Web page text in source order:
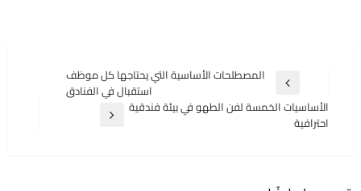
المقالات
المقالة
السابقة
المصطلحات الأساسية التي يحتاجها كل موظف
استقبال في الفنادق
المقالة
الأساسيات الخمسة لفن الطهو في بيئة فندقية
احترافية